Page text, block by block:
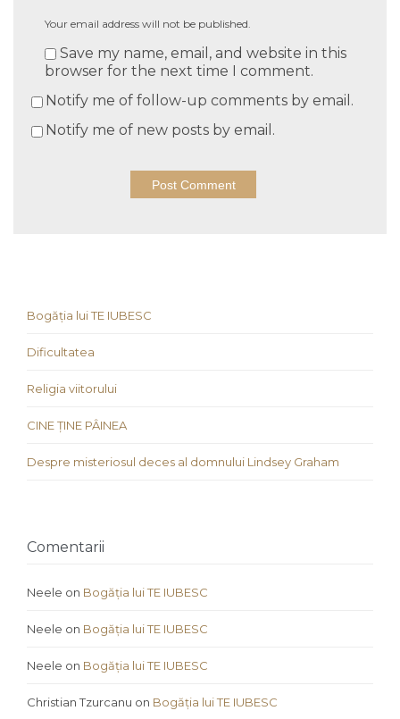
Your email address will not be published.
Save my name, email, and website in this
browser for the next time I comment.
Notify me of follow-up comments by email.
Notify me of new posts by email.
Bogăția lui TE IUBESC
Dificultatea
Religia viitorului
CINE ȚINE PÂINEA
Despre misteriosul deces al domnului Lindsey Graham
Comentarii
Neele on Bogăția lui TE IUBESC
Neele on Bogăția lui TE IUBESC
Neele on Bogăția lui TE IUBESC
Christian Tzurcanu on Bogăția lui TE IUBESC